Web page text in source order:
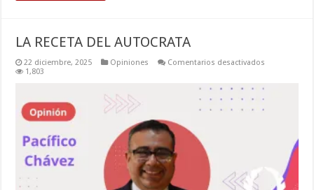
LA RECETA DEL AUTOCRATA
22 diciembre, 2025 Opiniones Comentarios desactivados
1,803